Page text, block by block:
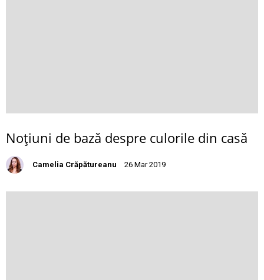
Noţiuni de bază despre culorile din casă
Camelia Crăpătureanu 26 Mar 2019